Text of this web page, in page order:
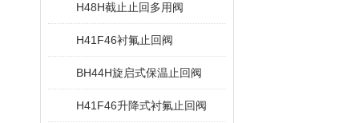
H48H截止止回多用阀
H41F46衬氟止回阀
BH44H旋启式保温止回阀
H41F46升降式衬氟止回阀